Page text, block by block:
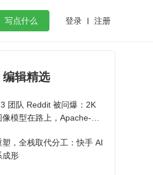
写点什么 登录 注册
flutter
辑精选
团队 Reddit 被问爆：2K
模型在路上，Apache-2.0
，全栈取代分工：快手 AI
成形